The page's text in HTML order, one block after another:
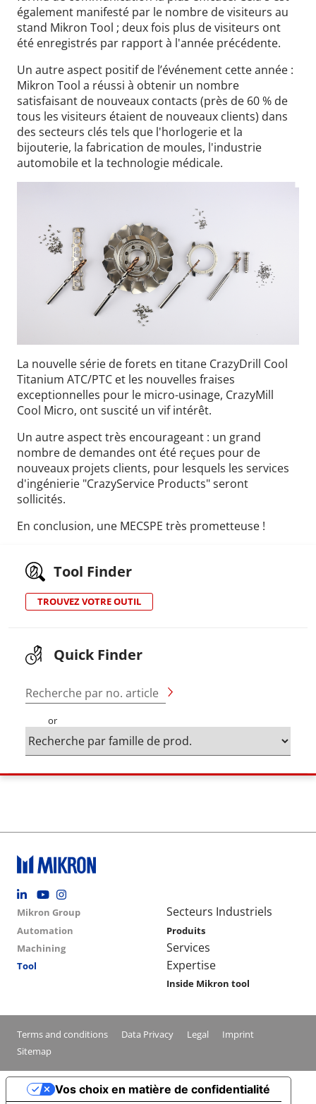
également manifesté par le nombre de visiteurs au
stand Mikron Tool ; deux fois plus de visiteurs ont
été enregistrés par rapport à l'année précédente.
Un autre aspect positif de l’événement cette année :
Mikron Tool a réussi à obtenir un nombre
satisfaisant de nouveaux contacts (près de 60 % de
tous les visiteurs étaient de nouveaux clients) dans
des secteurs clés tels que l'horlogerie et la
bijouterie, la fabrication de moules, l'industrie
automobile et la technologie médicale.
La nouvelle série de forets en titane CrazyDrill Cool
Titanium ATC/PTC et les nouvelles fraises
exceptionnelles pour le micro-usinage, CrazyMill
Cool Micro, ont suscité un vif intérêt.
Un autre aspect très encourageant : un grand
nombre de demandes ont été reçues pour de
nouveaux projets clients, pour lesquels les services
d'ingénierie "CrazyService Products" seront
sollicités.
En conclusion, une MECSPE très prometteuse !
Tool Finder
TROUVEZ VOTRE OUTIL
Quick Finder
Recherche par no. article
or
Footer social
Group menu
Mikron Group
Automation
Machining
Tool
Main navigation
Secteurs Industriels
Produits
Services
Expertise
Inside Mikron tool
Conditions footer menu
Terms and conditions Data Privacy Legal
Imprint
Sitemap
Vos choix en matière de confidentialité